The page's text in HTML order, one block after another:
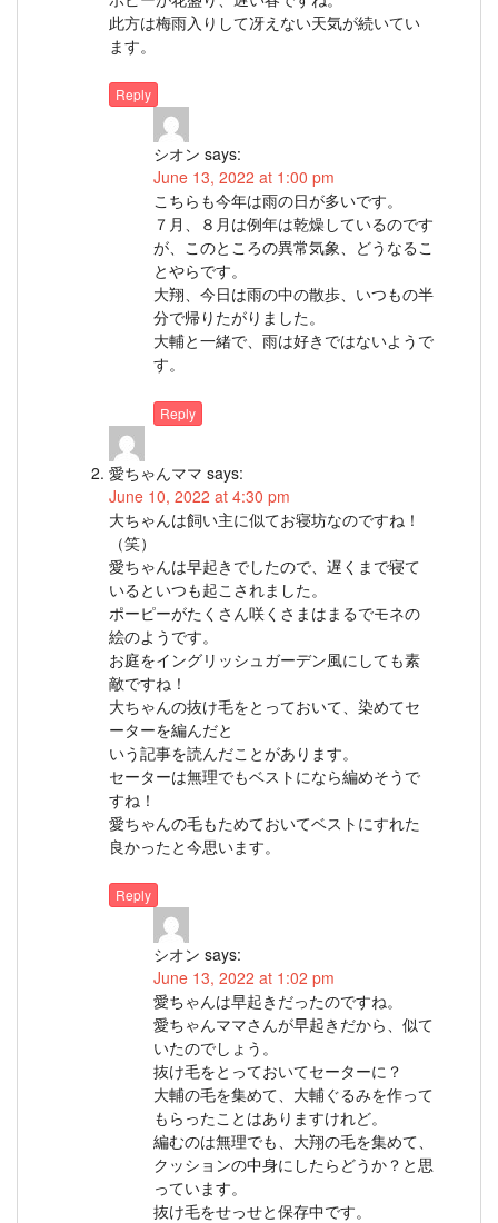
此方は梅雨入りして冴えない天気が続いてい
ます。
Reply
シオン says:
June 13, 2022 at 1:00 pm
こちらも今年は雨の日が多いです。
７月、８月は例年は乾燥しているのです
が、このところの異常気象、どうなるこ
とやらです。
大翔、今日は雨の中の散歩、いつもの半
分で帰りたがりました。
大輔と一緒で、雨は好きではないようで
す。
Reply
愛ちゃんママ says:
June 10, 2022 at 4:30 pm
大ちゃんは飼い主に似てお寝坊なのですね！
（笑）
愛ちゃんは早起きでしたので、遅くまで寝て
いるといつも起こされました。
ポーピーがたくさん咲くさまはまるでモネの
絵のようです。
お庭をイングリッシュガーデン風にしても素
敵ですね！
大ちゃんの抜け毛をとっておいて、染めてセ
ーターを編んだと
いう記事を読んだことがあります。
セーターは無理でもベストになら編めそうで
すね！
愛ちゃんの毛もためておいてベストにすれた
良かったと今思います。
Reply
シオン says:
June 13, 2022 at 1:02 pm
愛ちゃんは早起きだったのですね。
愛ちゃんママさんが早起きだから、似て
いたのでしょう。
抜け毛をとっておいてセーターに？
大輔の毛を集めて、大輔ぐるみを作って
もらったことはありますけれど。
編むのは無理でも、大翔の毛を集めて、
クッションの中身にしたらどうか？と思
っています。
抜け毛をせっせと保存中です。